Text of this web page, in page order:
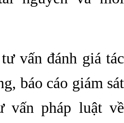
vấn đánh giá tác
báo cáo giám sát
vấn pháp luật về